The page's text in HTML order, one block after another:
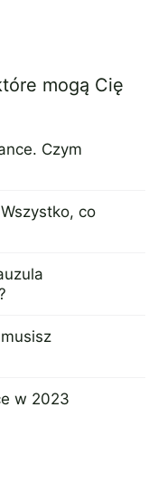
mogą Cię
Czym
co
w 2023